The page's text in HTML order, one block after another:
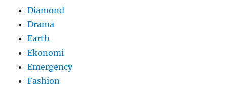
Diamond
Drama
Earth
Ekonomi
Emergency
Fashion